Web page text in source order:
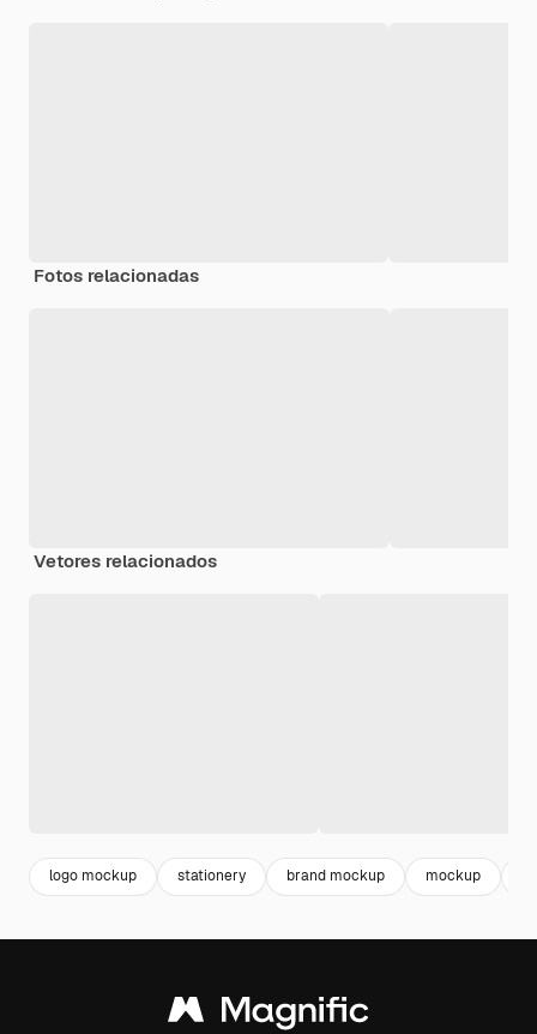
Fotos relacionadas
Vetores relacionados
logo mockup stationery brand mockup mockup